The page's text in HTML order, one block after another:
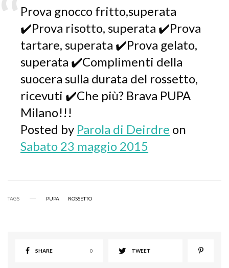
Prova gnocco fritto,superata
✔️Prova risotto, superata ✔️Prova
tartare, superata ✔️Prova gelato,
superata ✔️Complimenti della
suocera sulla durata del rossetto,
ricevuti ✔️Che più? Brava PUPA
Milano!!!
Posted by Parola di Deirdre on
Sabato 23 maggio 2015
TAGS PUPA ROSSETTO
SHARE 0 TWEET